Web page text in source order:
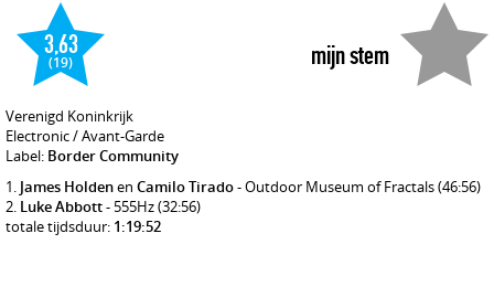
mijn stem
3,63
(19)
Verenigd Koninkrijk
Electronic / Avant-Garde
Label: Border Community
James Holdenen Camilo Tirado- Outdoor Museum of Fractals(46:56)
Luke Abbott- 555Hz(32:56)
totale tijdsduur: 1:19:52